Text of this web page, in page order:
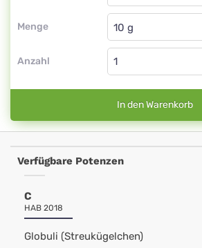
Menge
Globuli
Anzahl
In den Warenkorb
Verfügbare Potenzen
C
HAB 2018
Globuli (Streukügelchen)